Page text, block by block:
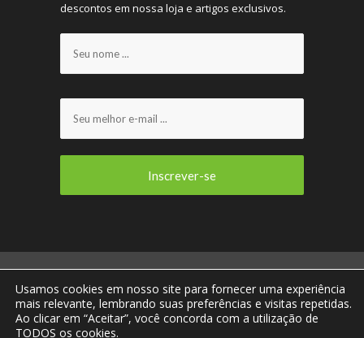
descontos em nossa loja e artigos exclusivos.
ENOVIRTUA E VOCÊ CONECTADOS AO MUNDO DO
VINHO! © 2013 - 2023 Todos os direitos
reservados.
Usamos cookies em nosso site para fornecer uma experiência
mais relevante, lembrando suas preferências e visitas repetidas.
Ao clicar em “Aceitar”, você concorda com a utilização de
TODOS os cookies.